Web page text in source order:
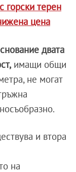
горски терен
цена
двата
имащи общи
не могат
и втора
на